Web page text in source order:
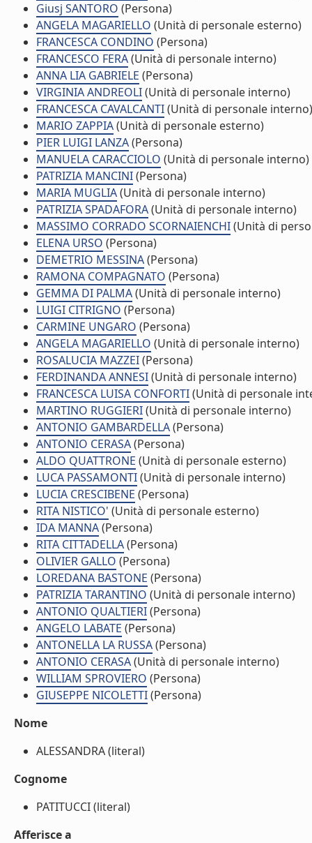
Giusj SANTORO (Persona)
ANGELA MAGARIELLO (Unità di personale esterno)
FRANCESCA CONDINO (Persona)
FRANCESCO FERA(Unità di personale interno)
ANNA LIA GABRIELE (Persona)
VIRGINIA ANDREOLI(Unità di personale interno)
FRANCESCA CAVALCANTI(Unità di personale interno)
MARIO ZAPPIA(Unità di personale esterno)
PIER LUIGI LANZA(Persona)
MANUELA CARACCIOLO (Unità di personale interno)
PATRIZIA MANCINI(Persona)
MARIA MUGLIA(Unità di personale interno)
PATRIZIA SPADAFORA(Unità di personale interno)
MASSIMO CORRADO SCORNAIENCHI(Unità di
ELENA URSO (Persona)
DEMETRIO MESSINA(Persona)
RAMONA COMPAGNATO (Persona)
GEMMA DI PALMA(Unità di personale interno)
LUIGI CITRIGNO (Persona)
CARMINE UNGARO (Persona)
ANGELA MAGARIELLO (Unità di personale interno)
ROSALUCIA MAZZEI(Persona)
FERDINANDA ANNESI(Unità di personale interno)
FRANCESCA LUISA CONFORTI(Unità di personale
MARTINO RUGGIERI(Unità di personale interno)
ANTONIO GAMBARDELLA(Persona)
ANTONIO CERASA(Persona)
ALDO QUATTRONE (Unità di personale esterno)
LUCA PASSAMONTI(Unità di personale interno)
LUCIA CRESCIBENE (Persona)
RITA NISTICO' (Unità di personale esterno)
IDA MANNA(Persona)
RITA CITTADELLA(Persona)
OLIVIER GALLO (Persona)
LOREDANA BASTONE (Persona)
PATRIZIA TARANTINO (Unità di personale interno)
ANTONIO QUALTIERI(Persona)
ANGELO LABATE (Persona)
ANTONELLA LA RUSSA(Persona)
ANTONIO CERASA(Unità di personale interno)
WILLIAM SPROVIERO (Persona)
GIUSEPPE NICOLETTI(Persona)
Nome
ALESSANDRA (literal)
Cognome
PATITUCCI (literal)
Afferisce a